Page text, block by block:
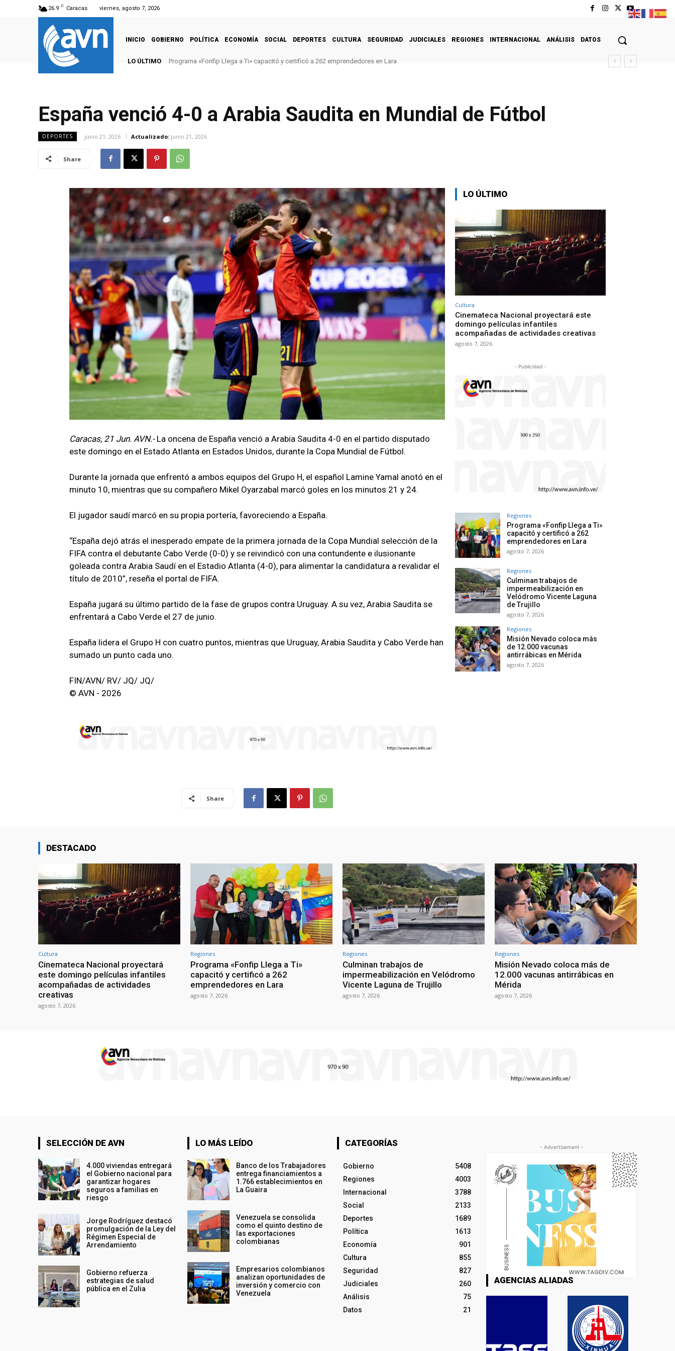
26.9 C Caracas viernes, agosto 7, 2026
INICIO GOBIERNO POLÍTICA ECONOMÍA SOCIAL DEPORTES CULTURA SEGURIDAD JUDICIALES REGIONES INTERNACIONAL ANÁLISIS DATOS
LO ÚLTIMO Programa «Fonfip Llega a Ti» capacitó y certificó a 262 emprendedores en Lara
España venció 4-0 a Arabia Saudita en Mundial de Fútbol
DEPORTES junio 21, 2026 Actualizado: junio 21, 2026
Share
Caracas, 21 Jun. AVN.- La oncena de España venció a Arabia Saudita 4-0 en el partido disputado
este domingo en el Estado Atlanta en Estados Unidos, durante la Copa Mundial de Fútbol.
Durante la jornada que enfrentó a ambos equipos del Grupo H, el español Lamine Yamal anotó en el
minuto 10, mientras que su compañero Mikel Oyarzabal marcó goles en los minutos 21 y 24.
El jugador saudí marcó en su propia portería, favoreciendo a España.
“España dejó atrás el inesperado empate de la primera jornada de la Copa Mundial selección de la
FIFA contra el debutante Cabo Verde (0-0) y se reivindicó con una contundente e ilusionante
goleada contra Arabia Saudí en el Estadio Atlanta (4-0), para alimentar la candidatura a revalidar el
título de 2010”, reseña el portal de FIFA.
España jugará su último partido de la fase de grupos contra Uruguay. A su vez, Arabia Saudita se
enfrentará a Cabo Verde el 27 de junio.
España lidera el Grupo H con cuatro puntos, mientras que Uruguay, Arabia Saudita y Cabo Verde han
sumado un punto cada uno.
FIN/AVN/ RV/ JQ/ JQ/
© AVN - 2026
Share
LO ÚLTIMO
Cultura
Cinemateca Nacional proyectará este
domingo películas infantiles
acompañadas de actividades creativas
agosto 7, 2026
- Publicidad -
Regiones
Programa «Fonfip Llega a Ti»
capacitó y certificó a 262
emprendedores en Lara
agosto 7, 2026
Regiones
Culminan trabajos de
impermeabilización en
Velódromo Vicente Laguna
de Trujillo
agosto 7, 2026
Regiones
Misión Nevado coloca más
de 12.000 vacunas
antirrábicas en Mérida
agosto 7, 2026
DESTACADO
Cultura
Cinemateca Nacional proyectará
este domingo películas infantiles
acompañadas de actividades
creativas
agosto 7, 2026
Regiones
Programa «Fonfip Llega a Ti»
capacitó y certificó a 262
emprendedores en Lara
agosto 7, 2026
Regiones
Culminan trabajos de
impermeabilización en Velódromo
Vicente Laguna de Trujillo
agosto 7, 2026
Regiones
Misión Nevado coloca más de
12.000 vacunas antirrábicas en
Mérida
agosto 7, 2026
SELECCIÓN DE AVN
4.000 viviendas entregará
el Gobierno nacional para
garantizar hogares
seguros a familias en
riesgo
Jorge Rodríguez destacó
promulgación de la Ley del
Régimen Especial de
Arrendamiento
Gobierno refuerza
estrategias de salud
pública en el Zulia
LO MÁS LEÍDO
Banco de los Trabajadores
entrega financiamientos a
1.766 establecimientos en
La Guaira
Venezuela se consolida
como el quinto destino de
las exportaciones
colombianas
Empresarios colombianos
analizan oportunidades de
inversión y comercio con
Venezuela
CATEGORÍAS
Gobierno
5408
Regiones
4003
Internacional
3788
Social
2133
Deportes
1689
Política
1613
Economía
901
Cultura
855
Seguridad
827
Judiciales
260
Análisis
75
Datos
21
- Advertisement -
AGENCIAS ALIADAS